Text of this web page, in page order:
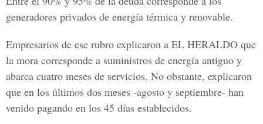
generadores privados de energía térmica y renovable.
Empresarios de ese rubro explicaron a EL HERALDO que
la mora corresponde a suministros de energía antiguo y
abarca cuatro meses de servicios. No obstante, explicaron
que en los últimos dos meses -agosto y septiembre- han
venido pagando en los 45 días establecidos.